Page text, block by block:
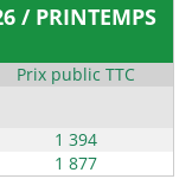
/ PRINTEMPS
Prix public TTC
1 394
1 877